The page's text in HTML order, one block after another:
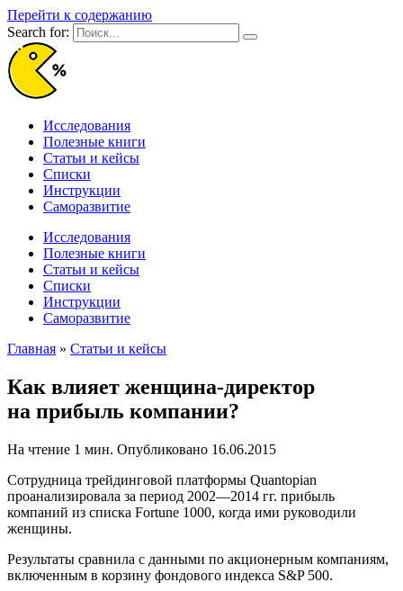
Перейти к содержанию
Search for:
Исследования
Полезные книги
Статьи и кейсы
Списки
Инструкции
Саморазвитие
Исследования
Полезные книги
Статьи и кейсы
Списки
Инструкции
Саморазвитие
Главная » Статьи и кейсы
Как влияет женщина-директор
на прибыль компании?
На чтение 1 мин. Опубликовано 16.06.2015
Сотрудница трейдинговой платформы Quantopian
проанализировала за период 2002—2014 гг. прибыль
компаний из списка Fortune 1000, когда ими руководили
женщины.
Результаты сравнила с данными по акционерным компаниям,
включенным в корзину фондового индекса S&P 500.